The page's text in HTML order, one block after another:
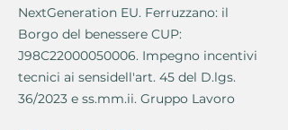
NextGeneration EU. Ferruzzano: il
Borgo del benessere CUP:
J98C22000050006. Impegno incentivi
tecnici ai sensidell'art. 45 del D.lgs.
36/2023 e ss.mm.ii. Gruppo Lavoro